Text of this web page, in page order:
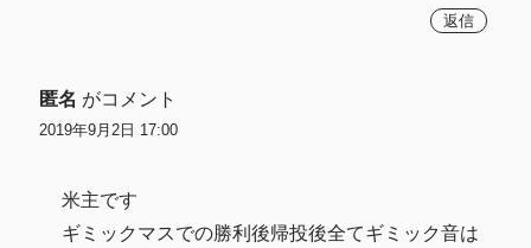
返信
匿名 がコメント
2019年9月2日 17:00
米主です
ギミックマスでの勝利後帰投後全てギミック音は